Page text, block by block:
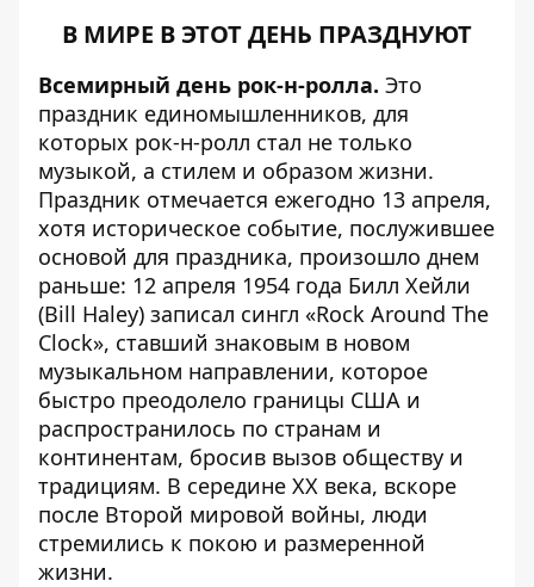
В МИРЕ В ЭТОТ ДЕНЬ ПРАЗДНУЮТ
Всемирный день рок-н-ролла. Это
праздник единомышленников, для
которых рок-н-ролл стал не только
музыкой, а стилем и образом жизни.
Праздник отмечается ежегодно 13 апреля,
хотя историческое событие, послужившее
основой для праздника, произошло днем
раньше: 12 апреля 1954 года Билл Хейли
(Bill Haley) записал сингл «Rock Around The
Clock», ставший знаковым в новом
музыкальном направлении, которое
быстро преодолело границы США и
распространилось по странам и
континентам, бросив вызов обществу и
традициям. В середине XX века, вскоре
после Второй мировой войны, люди
стремились к покою и размеренной
жизни.